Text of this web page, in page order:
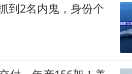
到2名内鬼，身份个